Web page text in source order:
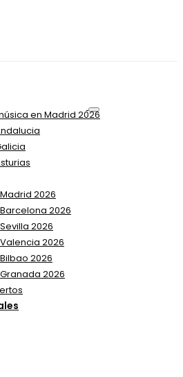
en Madrid 2026
2026
2026
2026
2026
2026
2026